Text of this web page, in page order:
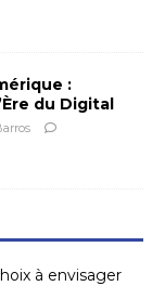
:
du Digital
à envisager